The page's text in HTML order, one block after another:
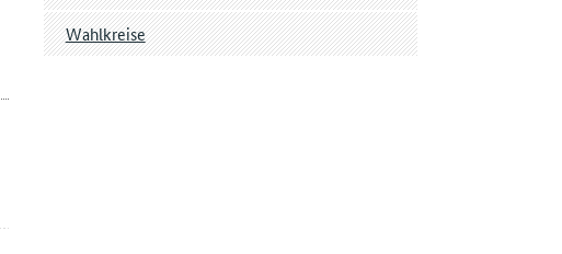
Wahlkreise